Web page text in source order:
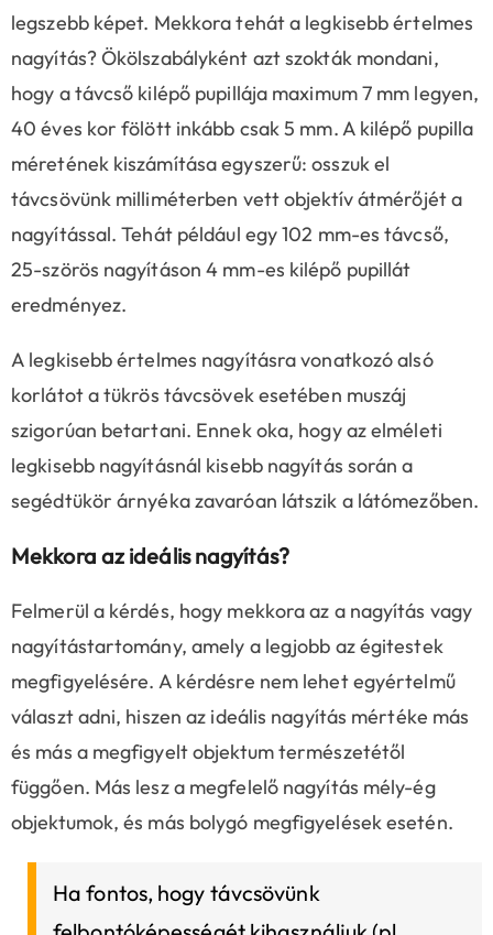
legszebb képet. Mekkora tehát a legkisebb értelmes
nagyítás? Ökölszabályként azt szokták mondani,
hogy a távcső kilépő pupillája maximum 7 mm legyen,
40 éves kor fölött inkább csak 5 mm. A kilépő pupilla
méretének kiszámítása egyszerű: osszuk el
távcsövünk milliméterben vett objektív átmérőjét a
nagyítással. Tehát például egy 102 mm-es távcső,
25-szörös nagyításon 4 mm-es kilépő pupillát
eredményez.
A legkisebb értelmes nagyításra vonatkozó alsó
korlátot a tükrös távcsövek esetében muszáj
szigorúan betartani. Ennek oka, hogy az elméleti
legkisebb nagyításnál kisebb nagyítás során a
segédtükör árnyéka zavaróan látszik a látómezőben.
Mekkora az ideális nagyítás?
Felmerül a kérdés, hogy mekkora az a nagyítás vagy
nagyítástartomány, amely a legjobb az égitestek
megfigyelésére. A kérdésre nem lehet egyértelmű
választ adni, hiszen az ideális nagyítás mértéke más
és más a megfigyelt objektum természetétől
függően. Más lesz a megfelelő nagyítás mély-ég
objektumok, és más bolygó megfigyelések esetén.
Ha fontos, hogy távcsövünk